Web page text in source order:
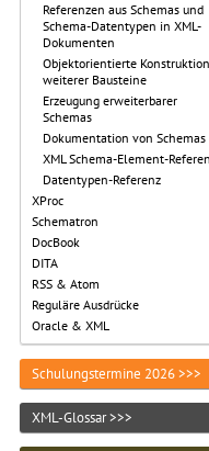
Referenzen aus Schemas und
Schema-Datentypen in XML-
Dokumenten
Objektorientierte Konstruktion
weiterer Bausteine
Erzeugung erweiterbarer
Schemas
Dokumentation von Schemas
XML Schema-Element-
Datentypen-Referenz
XProc
Schematron
DocBook
DITA
RSS & Atom
Reguläre Ausdrücke
Oracle & XML
Schulungstermine 2026 >>>
XML-Glossar >>>